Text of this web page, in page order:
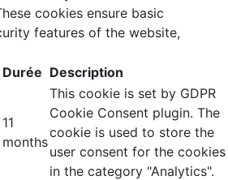
cookies ensure basic
features of the website,
Durée Description
11
months
This cookie is set by GDPR
Cookie Consent plugin. The
cookie is used to store the
user consent for the cookies
in the category "Analytics".